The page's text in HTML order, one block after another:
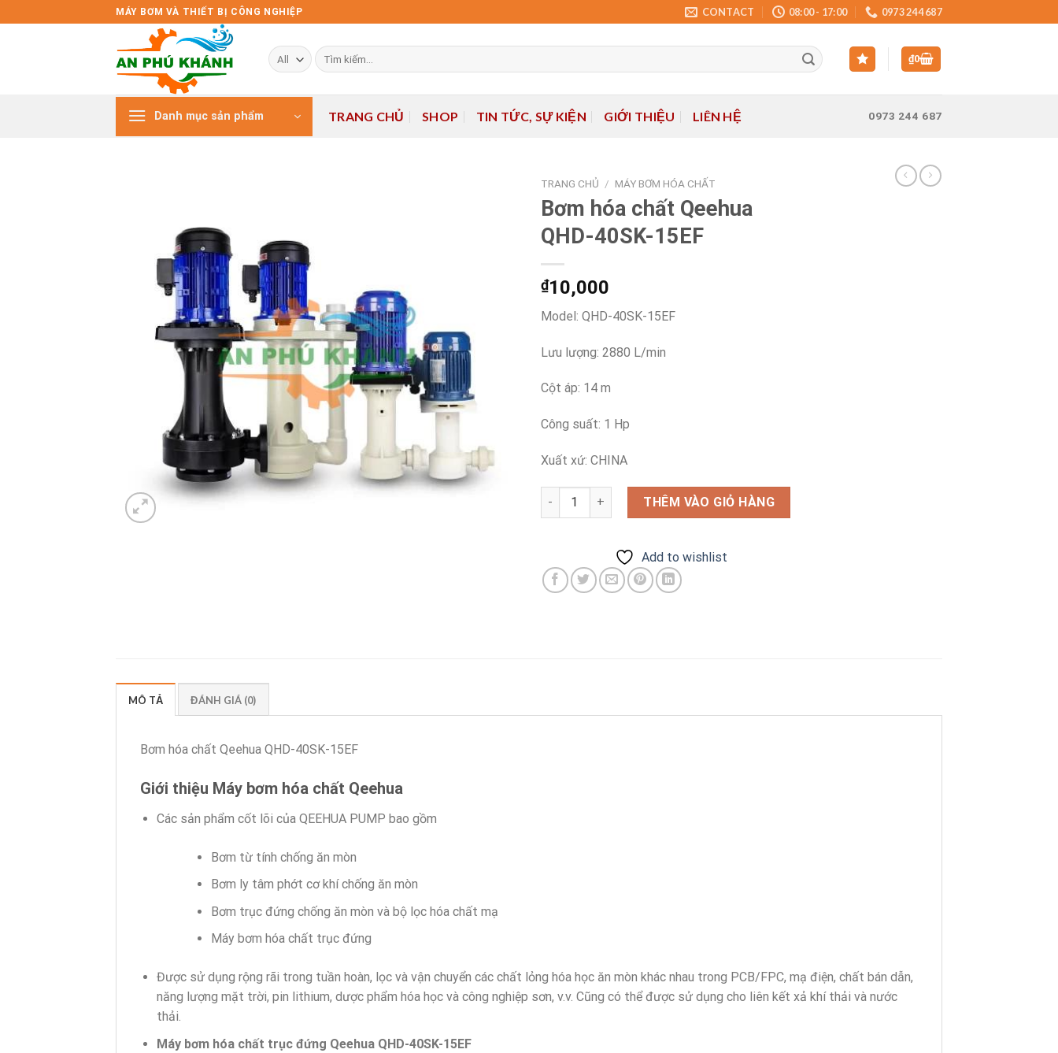
to
MÁY BƠM VÀ THIẾT BỊ CÔNG NGHIỆP CONTACT 08:00 - 17:00 0973 244 687
Tìm
kiếm:
₫0
Danh mục sản phẩm TRANG CHỦ SHOP TIN TỨC, SỰ KIỆN GIỚI THIỆU LIÊN HỆ 0973 244 687
TRANG CHỦ / MÁY BƠM HÓA CHẤT
Bơm hóa chất Qeehua
QHD-40SK-15EF
₫10,000
Model: QHD-40SK-15EF
Lưu lượng: 2880 L/min
Cột áp: 14 m
Công suất: 1 Hp
Xuất xứ: CHINA
Bơm hóa chất Qeehua QHD-40SK-15EF số lượng
THÊM VÀO GIỎ HÀNG
Add to wishlist
MÔ TẢ ĐÁNH GIÁ (0)
Bơm hóa chất Qeehua QHD-40SK-15EF
Giới thiệu Máy bơm hóa chất Qeehua
Các sản phẩm cốt lõi của QEEHUA PUMP bao gồm
Bơm từ tính chống ăn mòn
Bơm ly tâm phớt cơ khí chống ăn mòn
Bơm trục đứng chống ăn mòn và bộ lọc hóa chất mạ
Máy bơm hóa chất trục đứng
Được sử dụng rộng rãi trong tuần hoàn, lọc và vận chuyển các chất lỏng hóa học ăn mòn khác nhau trong PCB/FPC, mạ điện, chất bán dẫn,
năng lượng mặt trời, pin lithium, dược phẩm hóa học và công nghiệp sơn, v.v. Cũng có thể được sử dụng cho liên kết xả khí thải và nước
thải.
Máy bơm hóa chất trục đứng Qeehua QHD-40SK-15EF